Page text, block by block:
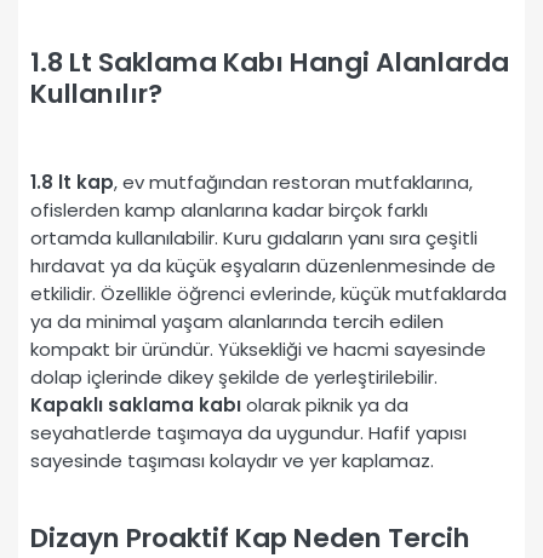
1.8 Lt Saklama Kabı Hangi Alanlarda
Kullanılır?
1.8 lt kap, ev mutfağından restoran mutfaklarına,
ofislerden kamp alanlarına kadar birçok farklı
ortamda kullanılabilir. Kuru gıdaların yanı sıra çeşitli
hırdavat ya da küçük eşyaların düzenlenmesinde de
etkilidir. Özellikle öğrenci evlerinde, küçük mutfaklarda
ya da minimal yaşam alanlarında tercih edilen
kompakt bir üründür. Yüksekliği ve hacmi sayesinde
dolap içlerinde dikey şekilde de yerleştirilebilir.
Kapaklı saklama kabıolarak piknik ya da
seyahatlerde taşımaya da uygundur. Hafif yapısı
sayesinde taşıması kolaydır ve yer kaplamaz.
Dizayn Proaktif Kap Neden Tercih